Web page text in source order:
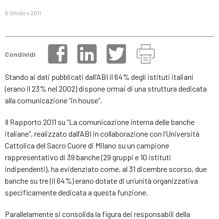
6 Ottobre 2011
Condividi
Stando ai dati pubblicati dall’ABI il 64% degli istituti italiani
(erano il 23% nel 2002) dispone ormai di una struttura dedicata
alla comunicazione “in house”.
Il Rapporto 2011 su “La comunicazione interna delle banche
italiane”, realizzato dall’ABI in collaborazione con l’Università
Cattolica del Sacro Cuore di Milano su un campione
rappresentativo di 39 banche (29 gruppi e 10 istituti
indipendenti), ha evidenziato come, al 31 dicembre scorso, due
banche su tre (il 64%) erano dotate di un’unità organizzativa
specificamente dedicata a questa funzione.
Parallelamente si consolida la figura dei responsabili della